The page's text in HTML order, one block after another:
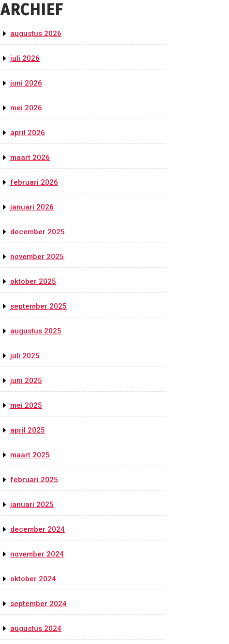
ARCHIEF
augustus 2026
juli 2026
juni 2026
mei 2026
april 2026
maart 2026
februari 2026
januari 2026
december 2025
november 2025
oktober 2025
september 2025
augustus 2025
juli 2025
juni 2025
mei 2025
april 2025
maart 2025
februari 2025
januari 2025
december 2024
november 2024
oktober 2024
september 2024
augustus 2024